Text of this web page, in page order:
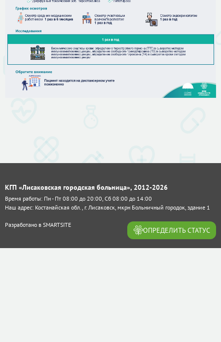
КГП «Лисаковская городская больница», 2012-2026
Время работы: Пн - Пт 08:00 до 20:00, Сб 08:00 до 14:00
Наш адрес: Костанайская обл., г. Лисаковск, мкрн Больничный городок, здание 1
Разработано в SMARTSITE
ОПРЕДЕЛИТЬ СТАТУС